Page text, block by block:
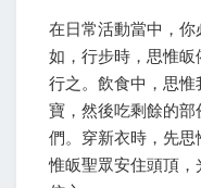
在日常活動當中，
如，行步時，思惟
行之。飲食中，思
寶，然後吃剩餘的
們。穿新衣時，先
惟皈聖眾安住頭頂